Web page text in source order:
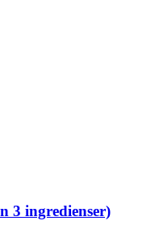
3 ingredienser)